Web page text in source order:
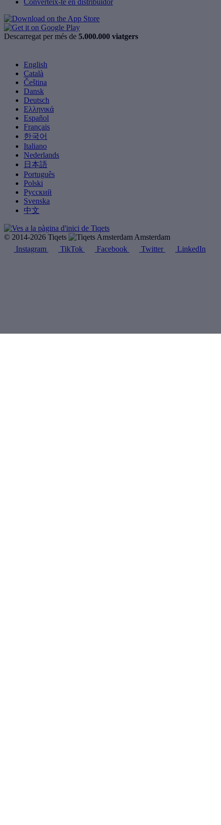
Descarregat per més de 5.000.000 viatgers
English
Català
Čeština
Dansk
Deutsch
Ελληνικά
Español
Français
한국어
Italiano
Nederlands
日本語
Português
Polski
Русский
Svenska
中文
© 2014-2026 Tiqets
Amsterdam
Instagram
TikTok Facebook Twitter LinkedIn